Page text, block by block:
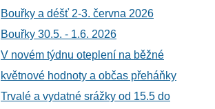
Bouřky a déšť 2-3. června 2026
Bouřky 30.5. - 1.6. 2026
V novém týdnu oteplení na běžné
květnové hodnoty a občas přeháňky
Trvalé a vydatné srážky od 15.5 do